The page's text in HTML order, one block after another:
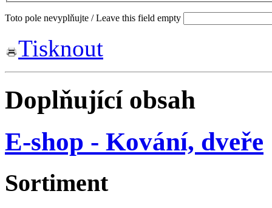
Toto pole nevyplňujte / Leave this field empty
Tisknout
Doplňující obsah
E-shop - Kování, dveře
Sortiment